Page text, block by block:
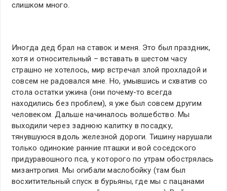
слишком много.
Иногда дед брал на ставок и меня. Это был праздник,
хотя и относительный – вставать в шестом часу
страшно не хотелось, мир встречал злой прохладой и
совсем не радовался мне. Но, умывшись и схватив со
стола остатки ужина (они почему-то всегда
находились без проблем), я уже был совсем другим
человеком. Дальше начиналось волшебство. Мы
выходили через заднюю калитку в посадку,
тянувшуюся вдоль железной дороги. Тишину нарушали
только одинокие ранние пташки и вой соседского
придуравошного пса, у которого по утрам обострялась
мизантропия. Мы огибали маслобойку (там был
восхитительный спуск в бурьяны, где мы с пацанами